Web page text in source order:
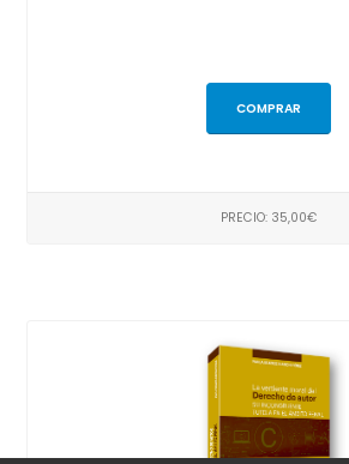
COMPRAR
PRECIO: 35,00€